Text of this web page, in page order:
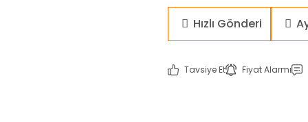
Hızlı Gönderi
Tavsiye Et Fiyat Alarmı